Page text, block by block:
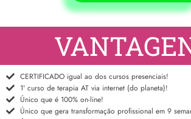
CERTIFICADO igual ao dos cursos presenciais!
1º curso de terapia AT via internet (do planeta)!
Único que é 100% on-line!
Único que gera transformação profissional em 9